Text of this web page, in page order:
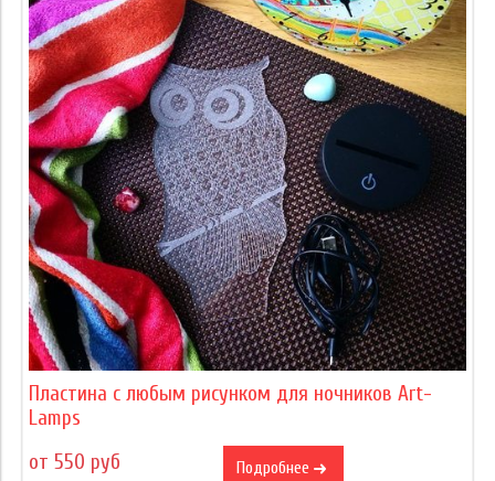
Пластина с любым рисунком для ночников Art-
Lamps
от 550 руб
Подробнее